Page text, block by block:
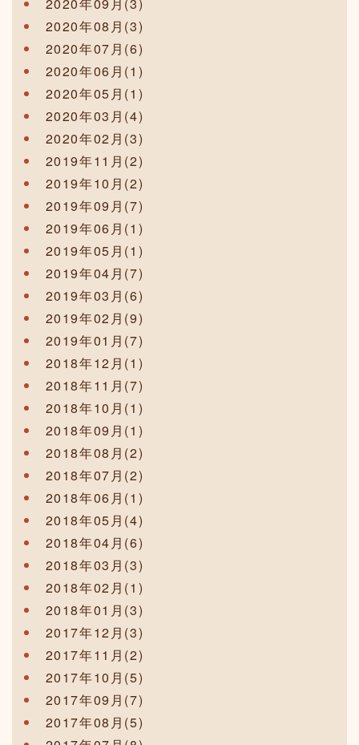
2020年08月(3)
2020年07月(6)
2020年06月(1)
2020年05月(1)
2020年03月(4)
2020年02月(3)
2019年11月(2)
2019年10月(2)
2019年09月(7)
2019年06月(1)
2019年05月(1)
2019年04月(7)
2019年03月(6)
2019年02月(9)
2019年01月(7)
2018年12月(1)
2018年11月(7)
2018年10月(1)
2018年09月(1)
2018年08月(2)
2018年07月(2)
2018年06月(1)
2018年05月(4)
2018年04月(6)
2018年03月(3)
2018年02月(1)
2018年01月(3)
2017年12月(3)
2017年11月(2)
2017年10月(5)
2017年09月(7)
2017年08月(5)